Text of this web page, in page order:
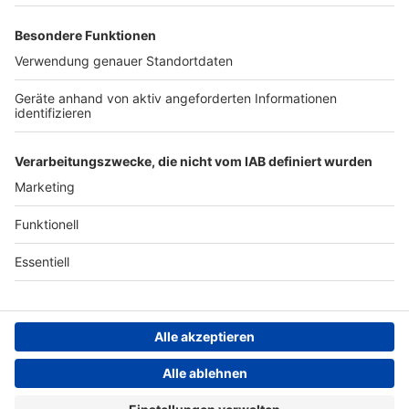
Review zu Polygenic
Psychische Gesundheit in
Deutschland:
https://bit.ly/4p2VbWE Hier
https://bit.ly/44Q38oR
Produktion Matze Hielscher
Vermarktung und
Hotel Matze live -
tel-matze/ Meine
Fragensets:
beherzt.net/hotel-matze
Das Beste des Tages App:
https://eventim.de/artist/hotel-matze/ Meine
Fragensets: beherzt.net/hotel-matze Das Beste
Mein Newsletter:
https://matzehielscher.substack.com/ YouTube:
https://bit.ly/4fhY2rV TikTok:
https://tiktok.com/@matzehielscher Instagram:
LinkedIn:
https://linkedin.com/in/matzehielscher/ Mein
Buch: https://bit.ly/3QXmCVc
Archiv
ANTENNE BAYERN GROUP
Stiftung ANTENNE BAYERN
hilft
Teilnahmebedingungen
Grounding Page ANTENNE
BAYERN
Datenschutz­erklärung
einstellungen
Persönliche Datenkontrolle